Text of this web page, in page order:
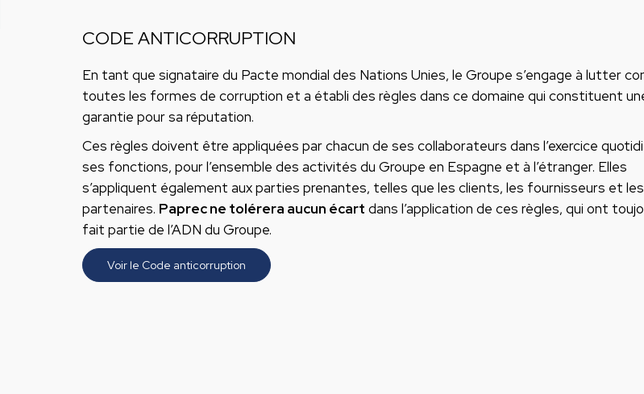
CODE ANTICORRUPTION
En tant que signataire du Pacte mondial des Nations Unies, le Groupe s’engage à lutter
toutes les formes de corruption et a établi des règles dans ce domaine qui constituent
garantie pour sa réputation.
Ces règles doivent être appliquées par chacun de ses collaborateurs dans l’exercice
ses fonctions, pour l’ensemble des activités du Groupe en Espagne et à l’étranger. Elles
s’appliquent également aux parties prenantes, telles que les clients, les fournisseurs et les
partenaires. Paprec ne tolérera aucun écart dans l’application de ces règles, qui ont
fait partie de l’ADN du Groupe.
Voir le Code anticorruption